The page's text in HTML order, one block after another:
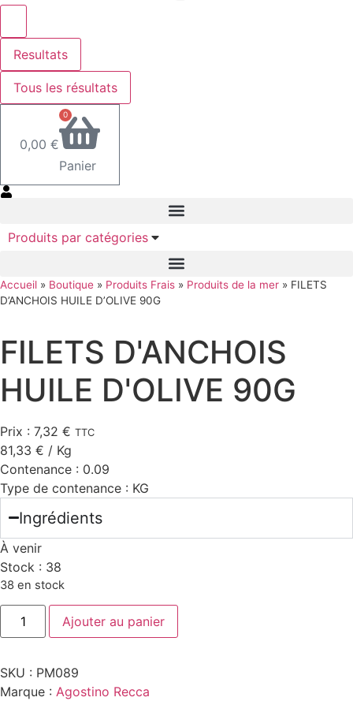
Resultats
Tous les résultats
0,00 €
0
Panier
Produits par catégories
Accueil » Boutique » Produits Frais » Produits de la mer » FILETS
D’ANCHOIS HUILE D’OLIVE 90G
FILETS D'ANCHOIS
HUILE D'OLIVE 90G
Prix : 7,32 € TTC
81,33 € / Kg
Contenance : 0.09
Type de contenance : KG
Ingrédients
À venir
Stock : 38
38 en stock
quantité
FILETS
D'OLIVE
90G
Ajouter au panier
SKU : PM089
Marque : Agostino Recca